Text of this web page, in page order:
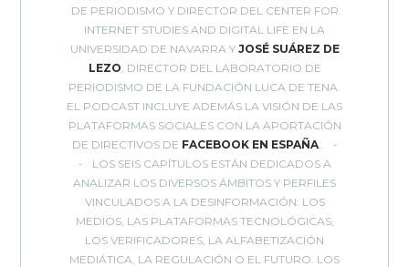
DE PERIODISMO Y DIRECTOR DEL CENTER FOR
INTERNET STUDIES AND DIGITAL LIFE EN LA
UNIVERSIDAD DE NAVARRA Y JOSÉ SUÁREZ DE
LEZO , DIRECTOR DEL LABORATORIO DE
PERIODISMO DE LA FUNDACIÓN LUCA DE TENA.
EL PODCAST INCLUYE ADEMÁS LA VISIÓN DE LAS
PLATAFORMAS SOCIALES CON LA APORTACIÓN
DE DIRECTIVOS DE FACEBOOK EN ESPAÑA..
LOS SEIS CAPÍTULOS ESTÁN DEDICADOS A
ANALIZAR LOS DIVERSOS ÁMBITOS Y PERFILES
VINCULADOS A LA DESINFORMACIÓN: LOS
MEDIOS, LAS PLATAFORMAS TECNOLÓGICAS,
LOS VERIFICADORES, LA ALFABETIZACIÓN
MEDIÁTICA, LA REGULACIÓN O EL FUTURO. LOS